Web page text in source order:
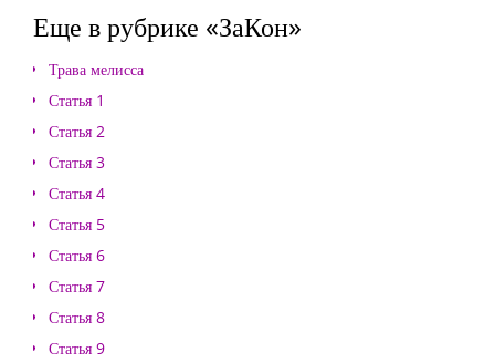
Еще в рубрике «ЗаКон»
Трава мелисса
Статья 1
Статья 2
Статья 3
Статья 4
Статья 5
Статья 6
Статья 7
Статья 8
Статья 9